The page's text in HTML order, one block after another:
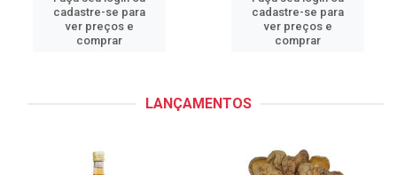
cadastre-se para
ver preços e
comprar
cadastre-se para
ver preços e
comprar
LANÇAMENTOS